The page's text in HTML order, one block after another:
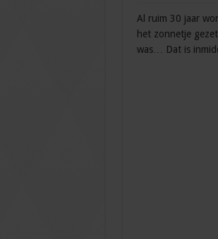
Al ruim 30 jaar
het zonnetje
was… Dat is